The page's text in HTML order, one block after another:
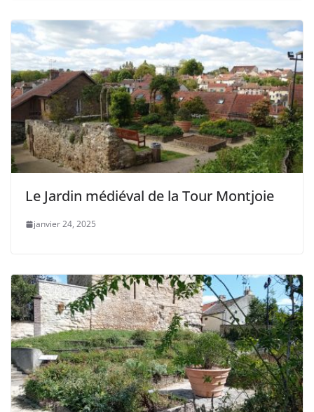
Le Jardin médiéval de la Tour Montjoie
janvier 24, 2025